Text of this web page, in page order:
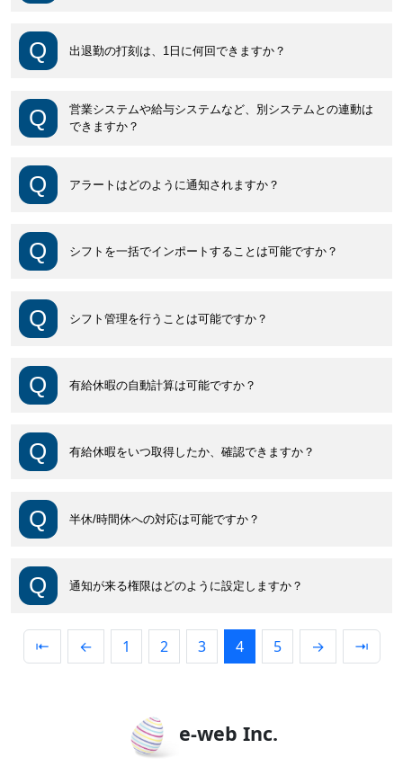
出退勤の打刻は、1日に何回できますか？
営業システムや給与システムなど、別システムとの連動は
できますか？
アラートはどのように通知されますか？
シフトを一括でインポートすることは可能ですか？
シフト管理を行うことは可能ですか？
有給休暇の自動計算は可能ですか？
有給休暇をいつ取得したか、確認できますか？
半休/時間休への対応は可能ですか？
通知が来る権限はどのように設定しますか？
⇤ ← 1 2 3 4 5 → ⇥
e-web Inc.